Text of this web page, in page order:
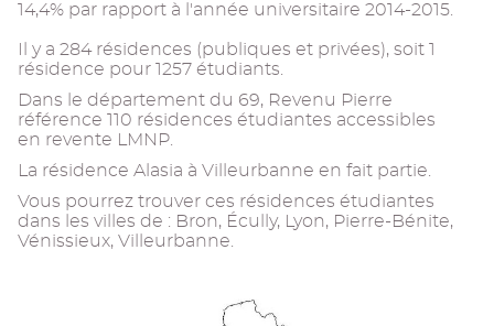
14,4% par rapport à l'année universitaire 2014-2015.
Il y a 284 résidences (publiques et privées), soit 1
résidence pour 1257 étudiants.
Dans le département du 69, Revenu Pierre
référence 110 résidences étudiantes accessibles
en revente LMNP.
La résidence Alasia à Villeurbanne en fait partie.
Vous pourrez trouver ces résidences étudiantes
dans les villes de : Bron, Écully, Lyon, Pierre-Bénite,
Vénissieux, Villeurbanne.